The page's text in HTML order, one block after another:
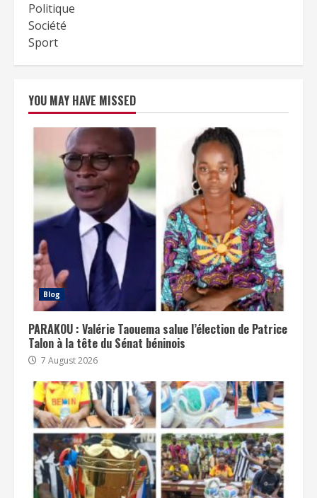
Politique
Société
Sport
YOU MAY HAVE MISSED
Blog
PARAKOU : Valérie Taouema salue l’élection de Patrice
Talon à la tête du Sénat béninois
7 August 2026